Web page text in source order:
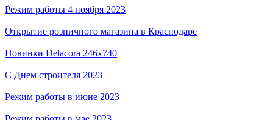
Режим работы 4 ноября 2023
Открытие розничного магазина в Краснодаре
Новинки Delacora 246x740
С Днем строителя 2023
Режим работы в июне 2023